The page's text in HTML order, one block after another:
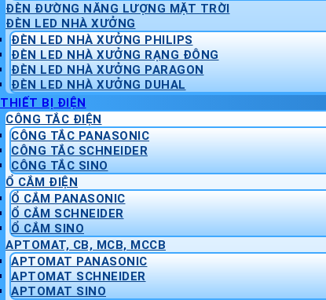
ĐÈN ĐƯỜNG NĂNG LƯỢNG MẶT TRỜI
ĐÈN LED NHÀ XƯỞNG
ĐÈN LED NHÀ XƯỞNG PHILIPS
ĐÈN LED NHÀ XƯỞNG RẠNG ĐÔNG
ĐÈN LED NHÀ XƯỞNG PARAGON
ĐÈN LED NHÀ XƯỞNG DUHAL
THIẾT BỊ ĐIỆN
CÔNG TẮC ĐIỆN
CÔNG TẮC PANASONIC
CÔNG TẮC SCHNEIDER
CÔNG TẮC SINO
Ổ CẮM ĐIỆN
Ổ CẮM PANASONIC
Ổ CẮM SCHNEIDER
Ổ CẮM SINO
APTOMAT, CB, MCB, MCCB
APTOMAT PANASONIC
APTOMAT SCHNEIDER
APTOMAT SINO